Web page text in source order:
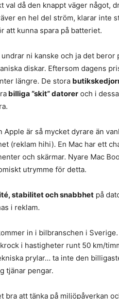
val då den knappt väger något,
en hel del ström, klarar inte
att kunna spara på batteriet.
ni kanske och ja det beror
diskar. Eftersom dagens
längre. De stora
billiga ”skit” datorer och i
är så mycket dyrare än
(reklam hihi). En Mac har ett
och skärmar. Nyare Mac
utrymme för detta.
stabilitet och snabbhet på
i reklam.
in i bilbranschen i Sverige.
i hastigheter runt 50 km/
prylar… ta inte den
tjänar pengar.
bra att tänka på miljöpåverkan